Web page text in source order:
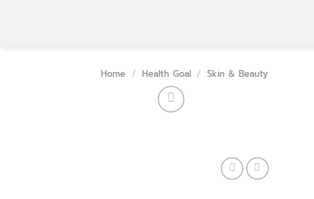
Home / Health Goal / Skin & Beauty